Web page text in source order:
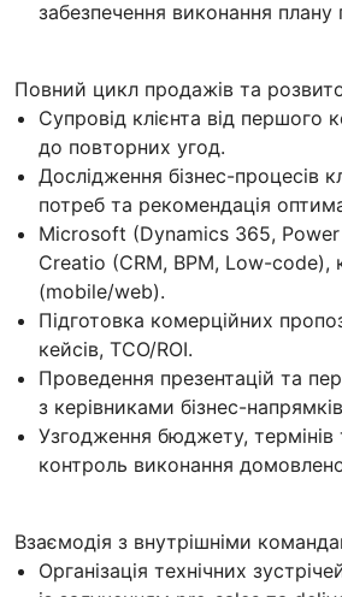
забезпечення виконання плану
Повний цикл продажів та
Супровід клієнта від першого
до повторних угод.
Дослідження бізнес-процесів
потреб та рекомендація
Microsoft (Dynamics 365,
Creatio (CRM, BPM, Low-code),
(mobile/web).
Підготовка комерційних
кейсів, TCO/ROI.
Проведення презентацій та
з керівниками бізнес-напрямків
Узгодження бюджету, термінів
контроль виконання
Взаємодія з внутрішніми
Організація технічних